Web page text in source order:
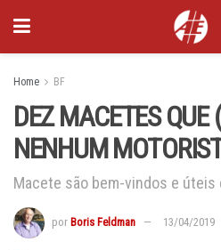
Home BF
DEZ MACETES QUE
NENHUM
Macete são bem-vindos e
por Boris Feldman 13/04/2019